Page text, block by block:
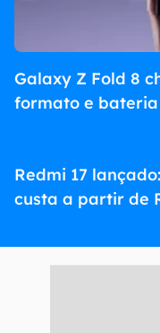
Galaxy Z Fold 8
formato e
Redmi 17
custa a partir de